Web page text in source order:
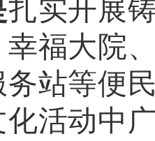
扎实开展
幸福大院
站等便
化活动中